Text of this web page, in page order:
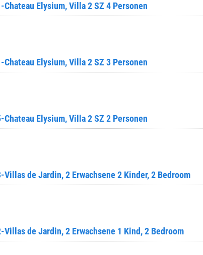
Elysium, Villa 2 SZ 4 Personen
Elysium, Villa 2 SZ 3 Personen
Elysium, Villa 2 SZ 2 Personen
de Jardin, 2 Erwachsene 2 Kinder, 2 Bedroom
de Jardin, 2 Erwachsene 1 Kind, 2 Bedroom